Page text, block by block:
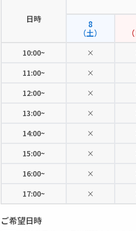
日時
8
（土）
10:00~ ×
11:00~
×
12:00~
×
13:00~
×
14:00~
×
15:00~
×
16:00~
×
17:00~
×
ご希望日時